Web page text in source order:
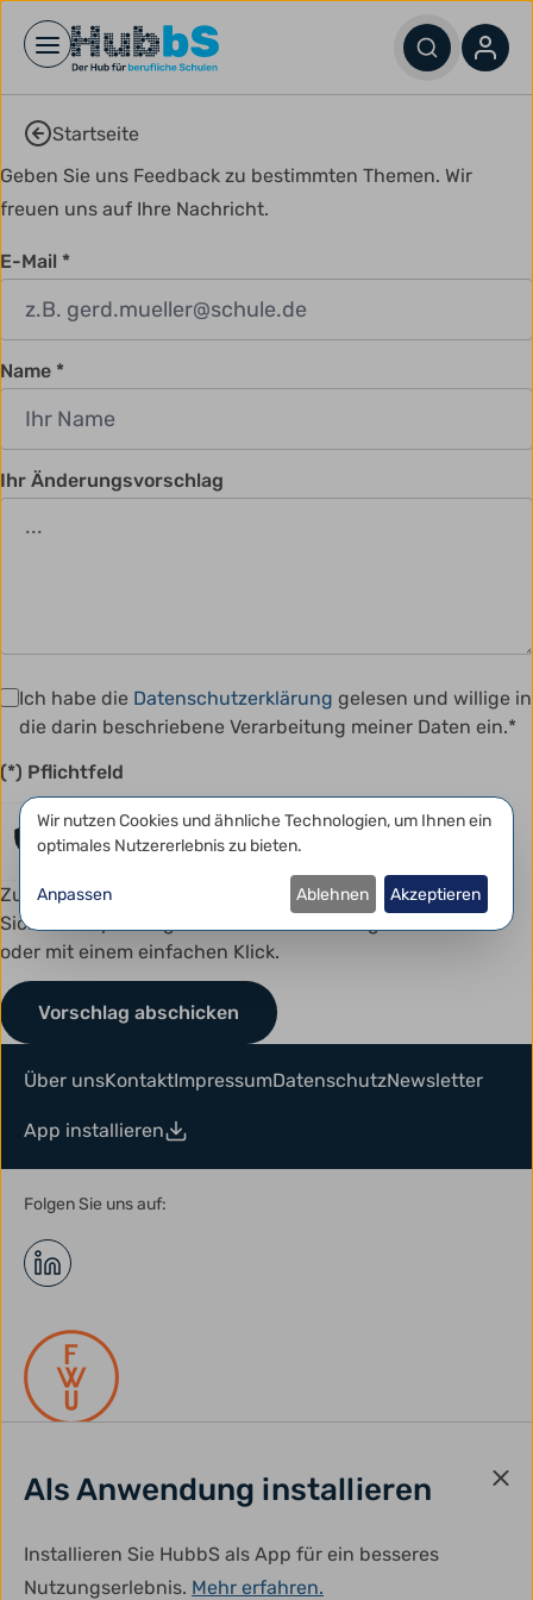
Open main menu
Startseite
Geben Sie uns Feedback zu bestimmten Themen. Wir
freuen uns auf Ihre Nachricht.
E-Mail
Name
Ihr Änderungsvorschlag
Ich habe die Datenschutzerklärung gelesen und willige in
die darin beschriebene Verarbeitung meiner Daten ein.*
(*) Pflichtfeld
Anti-Roboter-Verifizierung
Hier klicken
FriendlyCaptcha ⇗
Zum Schutz vor Spam kann dieses Formular eine kurze
Sicherheitsprüfung erfordern. Diese erfolgt automatisch
oder mit einem einfachen Klick.
Als Anwendung installieren
Installieren Sie HubbS als App für ein besseres
Nutzungserlebnis. Mehr erfahren.
Über unsKontaktImpressumDatenschutzNewsletter
App installieren
Folgen Sie uns auf:
gefördert durch:
Datenschutzeinstellungen
Wir nutzen Cookies und ähnliche Technologien, um Ihnen ein
optimales Nutzererlebnis zu bieten.
Anpassen Ablehnen Akzeptieren